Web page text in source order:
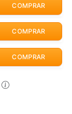
COMPRAR
COMPRAR
COMPRAR